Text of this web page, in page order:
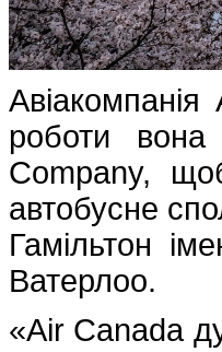
роботи
Company,
автобусне
Гамільтон
Ватерлоо.
«Air Canada